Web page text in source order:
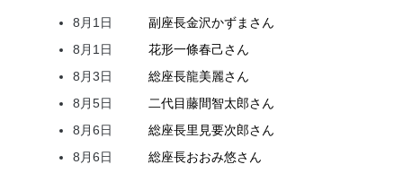
8月1日 副座長金沢かずま さん
8月1日
花形一條春己さん
8月3日
総座長龍美麗さん
8月5日
二代目藤間智太郎さん
8月6日
総座長里見要次郎さん
8月6日
総座長おおみ悠さん